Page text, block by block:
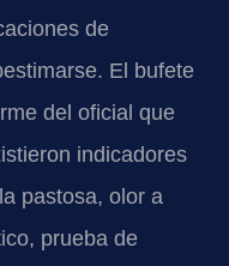
de
El bufete
del oficial que
indicadores
pastosa, olor a
prueba de